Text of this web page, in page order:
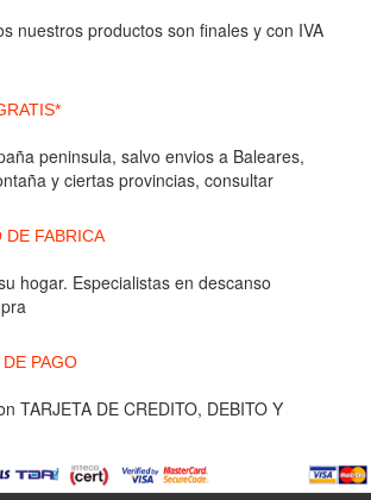
nuestros productos son finales y con IVA
peninsula, salvo envios a Baleares,
y ciertas provincias, consultar
DE FABRICA
hogar. Especialistas en descanso
PAGO
TARJETA DE CREDITO, DEBITO Y